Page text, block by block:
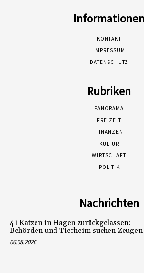
Informationen
KONTAKT
IMPRESSUM
DATENSCHUTZ
Rubriken
PANORAMA
FREIZEIT
FINANZEN
KULTUR
WIRTSCHAFT
POLITIK
Nachrichten
41 Katzen in Hagen zurückgelassen:
Behörden und Tierheim suchen Zeugen
06.08.2026